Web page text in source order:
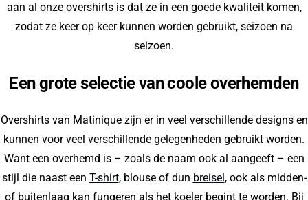
aan al onze overshirts is dat ze in een goede kwaliteit komen,
zodat ze keer op keer kunnen worden gebruikt, seizoen na
seizoen.
Een grote selectie van coole overhemden
Overshirts van Matinique zijn er in veel verschillende designs en
kunnen voor veel verschillende gelegenheden gebruikt worden.
Want een overhemd is – zoals de naam ook al aangeeft – een
stijl die naast een T-shirt, blouse of dun breisel, ook als midden-
of buitenlaag kan fungeren als het koeler begint te worden. Bij